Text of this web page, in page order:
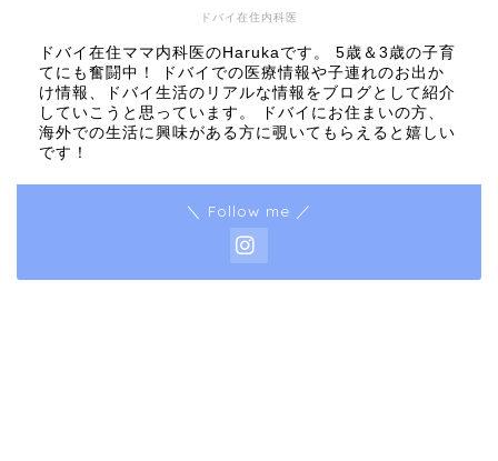
ドバイ在住内科医
ドバイ在住ママ内科医のHarukaです。 5歳＆3歳の子育
てにも奮闘中！ ドバイでの医療情報や子連れのお出か
け情報、ドバイ生活のリアルな情報をブログとして紹介
していこうと思っています。 ドバイにお住まいの方、
海外での生活に興味がある方に覗いてもらえると嬉しい
です！
＼ Follow me ／